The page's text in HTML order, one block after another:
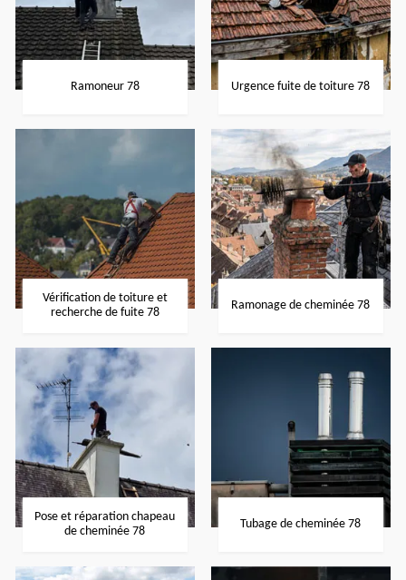
Ramoneur 78 Urgence fuite de toiture 78
Vérification de toiture et
recherche de fuite 78
Ramonage de cheminée 78
Pose et réparation chapeau
de cheminée 78
Tubage de cheminée 78